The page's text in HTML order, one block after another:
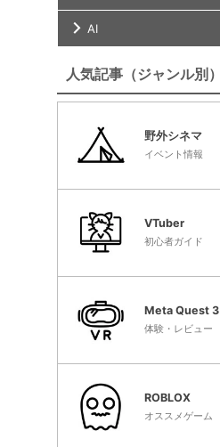
AI
人気記事（ジャンル別）
野外シネマ
イベント情報
VTuber
初心者ガイド
Meta Quest 3
体験・レビュー
ROBLOX
オススメゲーム